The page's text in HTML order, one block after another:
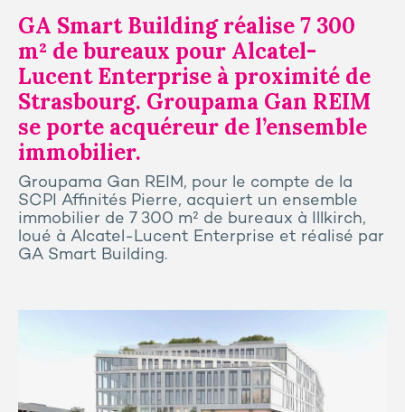
GA Smart Building réalise 7 300
m² de bureaux pour Alcatel-
Lucent Enterprise à proximité de
Strasbourg. Groupama Gan REIM
se porte acquéreur de l’ensemble
immobilier.
Groupama Gan REIM, pour le compte de la
SCPI Affinités Pierre, acquiert un ensemble
immobilier de 7 300 m² de bureaux à Illkirch,
loué à Alcatel-Lucent Enterprise et réalisé par
GA Smart Building.